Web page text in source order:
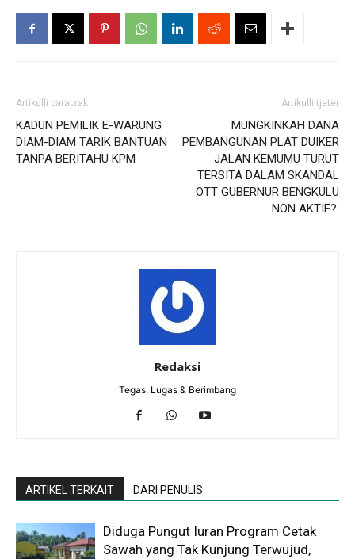
Artikulli paraprak
KADUN PEMILIK E-WARUNG
DIAM-DIAM TARIK BANTUAN
TANPA BERITAHU KPM
Artikulli tjetër
MUNGKINKAH DANA
PEMBANGUNAN PLAT DUIKER
JALAN KEMUMU TURUT
TERSITA DALAM SKANDAL
OTT GUBERNUR BENGKULU
NON AKTIF?.
Redaksi
Tegas, Lugas & Berimbang
ARTIKEL TERKAIT DARI PENULIS
Diduga Pungut Iuran Program Cetak
Sawah yang Tak Kunjung Terwujud,